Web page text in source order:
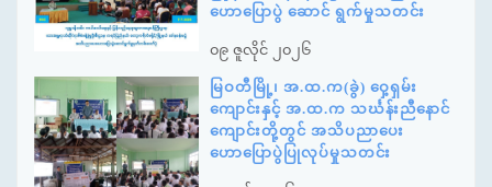
ဟောပြောပွဲ ဆောင် ရွက်မှုသတင်း
၀၉ ဇူလိုင် ၂၀၂၆
မြဝတီမြို့၊ အ.ထ.က(ခွဲ) ဝှေ့ရှမ်း
ကျောင်းနှင့် အ.ထ.က သင်္ဃန်းညီနောင်
ကျောင်းတို့တွင် အသိပညာပေး
ဟောပြောပွဲပြုလုပ်မှုသတင်း